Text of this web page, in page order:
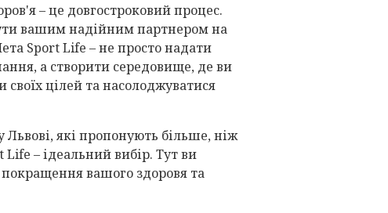
– це довгостроковий процес.
вашим надійним партнером на
Sport Life – не просто надати
а створити середовище, де ви
своїх цілей та насолоджуватися
які пропонують більше, ніж
– ідеальний вибір. Тут ви
вашого здоровя та